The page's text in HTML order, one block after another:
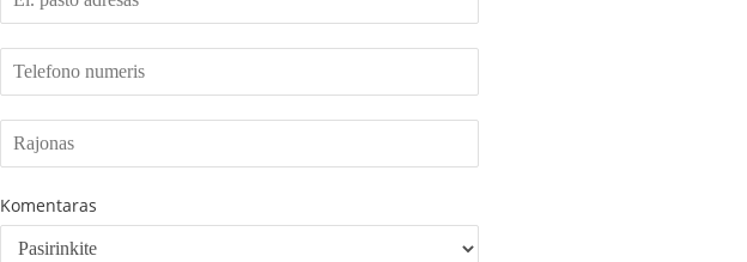
Komentaras